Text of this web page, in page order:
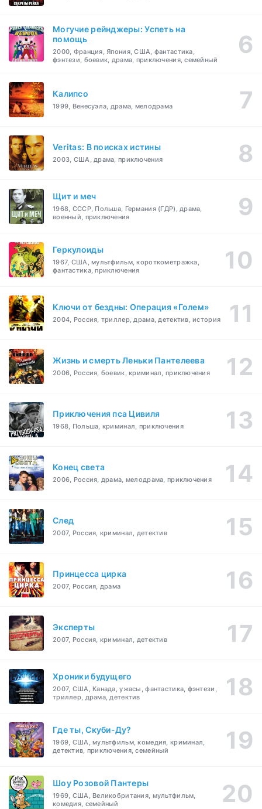
Могучие рейнджеры: Успеть на
помощь
2000, Франция, Япония, США, фантастика,
фэнтези, боевик, драма, приключения, семейный
Калипсо
1999, Венесуэла, драма, мелодрама
Veritas: В поисках истины
2003, США, драма, приключения
Щит и меч
1968, СССР, Польша, Германия (ГДР), драма,
военный, приключения
Геркулоиды
1967, США, мультфильм, короткометражка,
фантастика, приключения
Ключи от бездны: Операция «Голем»
2004, Россия, триллер, драма, детектив, история
Жизнь и смерть Леньки Пантелеева
2006, Россия, боевик, криминал, приключения
Приключения пса Цивиля
1968, Польша, криминал, приключения
Конец света
2006, Россия, драма, мелодрама, приключения
След
2007, Россия, криминал, детектив
Принцесса цирка
2007, Россия, драма
Эксперты
2007, Россия, криминал, детектив
Хроники будущего
2007, США, Канада, ужасы, фантастика, фэнтези,
триллер, драма, детектив
Где ты, Скуби-Ду?
1969, США, мультфильм, комедия, криминал,
детектив, приключения, семейный
Шоу Розовой Пантеры
1969, США, Великобритания, мультфильм,
комедия, семейный